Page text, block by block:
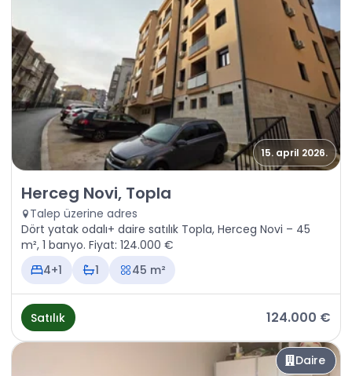
15. april 2026.
Satılık - Daire Herceg Novi, Topla
Herceg Novi, Topla
Talep üzerine adres
Dört yatak odalı+ daire satılık Topla, Herceg Novi – 45
m², 1 banyo. Fiyat: 124.000 €
4+1
1 45 m²
Satılık 124.000 €
Daire